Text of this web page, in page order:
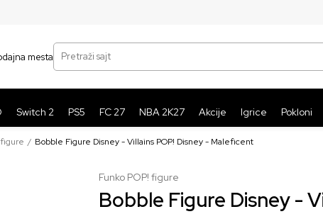
mesta
Pretraži sajt
Switch 2 PS5 FC 27 NBA 2K27 Akcije Igrice Pokloni
figure Bobble Figure Disney - Villains POP! Disney - Maleficent
Funko POP! figure
Bobble Figure Disney -